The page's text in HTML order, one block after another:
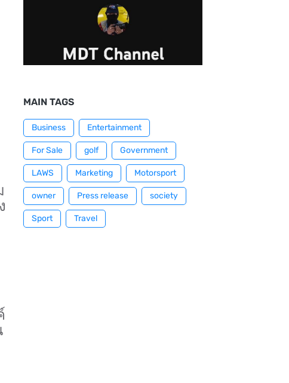
MAIN TAGS
Business Entertainment
For Sale golf Government
LAWS Marketing Motorsport
owner Press release society
Sport Travel